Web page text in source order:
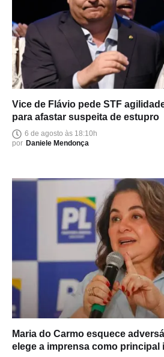
Vice de Flávio pede STF
para afastar suspeita de estupro
6 de agosto às 18:10h
por Daniele Mendonça
Maria do Carmo esquece
elege a imprensa como principal